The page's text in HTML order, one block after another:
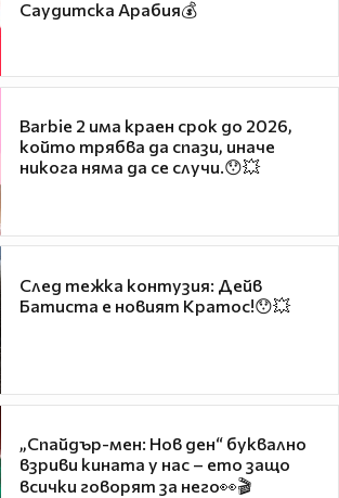
Саудитска Арабия💰
Barbie 2 има краен срок до 2026,
който трябва да спази, иначе
никога няма да се случи.😯💥
След тежка контузия: Дейв
Батиста е новият Кратос!😯💥
„Спайдър-мен: Нов ден“ буквално
взриви кината у нас – ето защо
всички говорят за него👀🎬